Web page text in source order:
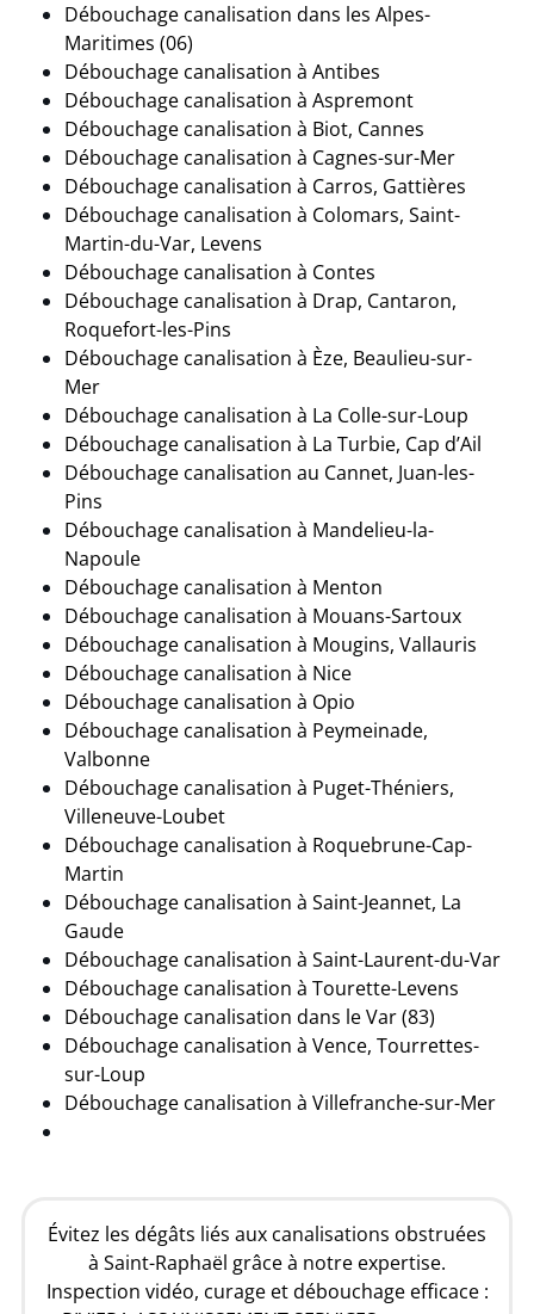
Débouchage canalisation dans les Alpes-
Maritimes (06)
Débouchage canalisation à Antibes
Débouchage canalisation à Aspremont
Débouchage canalisation à Biot, Cannes
Débouchage canalisation à Cagnes-sur-Mer
Débouchage canalisation à Carros, Gattières
Débouchage canalisation à Colomars, Saint-
Martin-du-Var, Levens
Débouchage canalisation à Contes
Débouchage canalisation à Drap, Cantaron,
Roquefort-les-Pins
Débouchage canalisation à Èze, Beaulieu-sur-
Mer
Débouchage canalisation à La Colle-sur-Loup
Débouchage canalisation à La Turbie, Cap d’Ail
Débouchage canalisation au Cannet, Juan-les-
Pins
Débouchage canalisation à Mandelieu-la-
Napoule
Débouchage canalisation à Menton
Débouchage canalisation à Mouans-Sartoux
Débouchage canalisation à Mougins, Vallauris
Débouchage canalisation à Nice
Débouchage canalisation à Opio
Débouchage canalisation à Peymeinade,
Valbonne
Débouchage canalisation à Puget-Théniers,
Villeneuve-Loubet
Débouchage canalisation à Roquebrune-Cap-
Martin
Débouchage canalisation à Saint-Jeannet, La
Gaude
Débouchage canalisation à Saint-Laurent-du-Var
Débouchage canalisation à Tourette-Levens
Débouchage canalisation dans le Var (83)
Débouchage canalisation à Vence, Tourrettes-
sur-Loup
Débouchage canalisation à Villefranche-sur-Mer
Évitez les dégâts liés aux canalisations obstruées
à Saint-Raphaël grâce à notre expertise.
Inspection vidéo, curage et débouchage efficace :